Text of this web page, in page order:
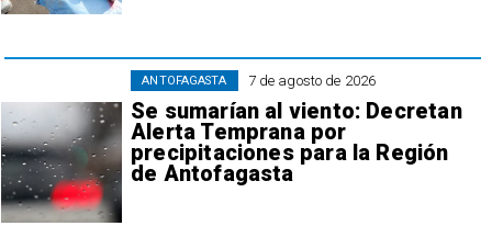
7 de agosto de 2026
Se sumarían al viento: Decretan
Alerta Temprana por
precipitaciones para la Región
de Antofagasta
ANTOFAGASTA